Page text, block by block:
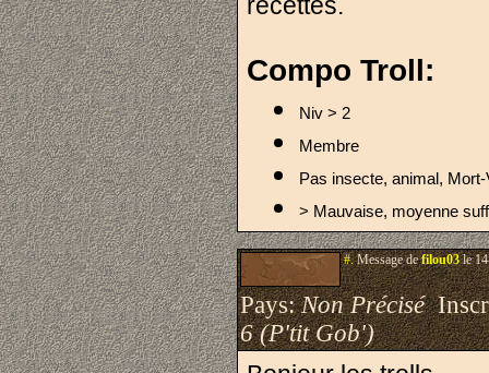
Compo Troll:
Niv > 2
Membre
Pas insecte, animal,
> Mauvaise, moyenne
#.Message defilou03le
Pays:Non Précisé
6 (P'tit Gob')